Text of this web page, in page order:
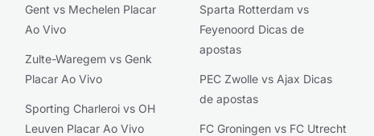
Gent vs Mechelen Placar
Ao Vivo
Zulte-Waregem vs Genk
Placar Ao Vivo
Sporting Charleroi vs OH
Leuven Placar Ao Vivo
Sparta Rotterdam vs
Feyenoord Dicas de
apostas
PEC Zwolle vs Ajax Dicas
de apostas
FC Groningen vs FC Utrecht